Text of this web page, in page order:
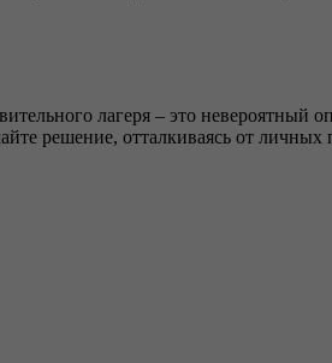
лагеря – это
решение, отталкиваясь от личных